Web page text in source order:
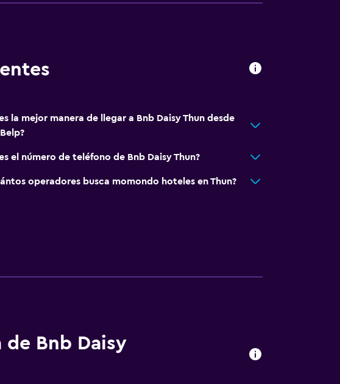
la mejor manera de llegar a Bnb Daisy Thun desde
el número de teléfono de Bnb Daisy Thun?
operadores busca momondo hoteles en Thun?
de Bnb Daisy